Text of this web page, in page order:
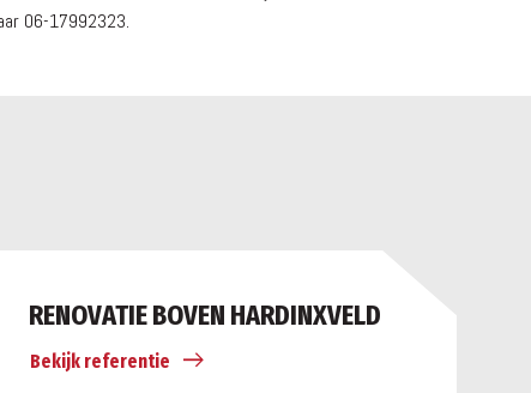
06-17992323.
RENOVATIE BOVEN HARDINXVELD
Bekijk referentie